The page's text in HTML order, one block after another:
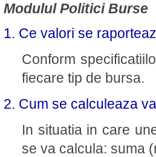
Modulul Politici Burse
1. Ce valori se
Conform
fiecare tip de bursa.
2. Cum se calculeaza
In situatia in care
se va calcula: suma